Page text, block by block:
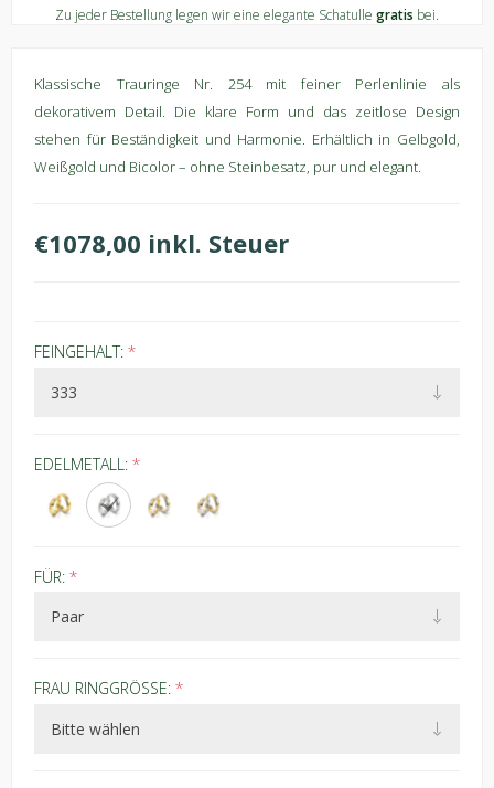
Zu jeder Bestellung legen wir eine elegante Schatulle gratis bei.
Klassische Trauringe Nr. 254 mit feiner Perlenlinie als
dekorativem Detail. Die klare Form und das zeitlose Design
stehen für Beständigkeit und Harmonie. Erhältlich in Gelbgold,
Weißgold und Bicolor – ohne Steinbesatz, pur und elegant.
€1078,00 inkl. Steuer
FEINGEHALT: *
EDELMETALL: *
FÜR: *
FRAU RINGGRÖSSE: *